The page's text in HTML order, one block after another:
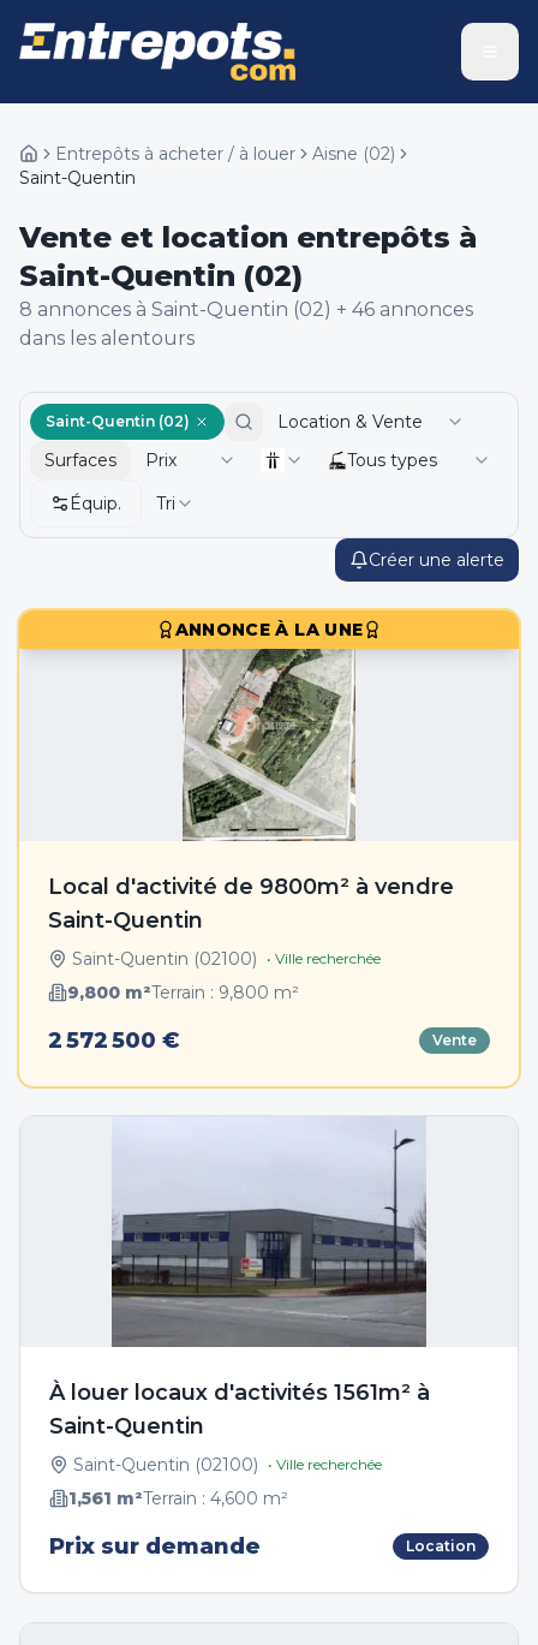
Entrepôts à acheter / à louer Aisne (02)
Saint-Quentin
Vente et location entrepôts à
Saint-Quentin (02)
8 annonces à Saint-Quentin (02) + 46 annonces
dans les alentours
Créer une alerte
Saint-Quentin (02)
Location & Vente
Surfaces
Prix
Tous types
Équip.
Tri
ANNONCE À LA UNE
Local d'activité de 9800m² à vendre
Saint-Quentin
Saint-Quentin (02100) • Ville recherchée
9,800 m²Terrain : 9,800 m²
2 572 500 € Vente
À louer locaux d'activités 1561m² à
Saint-Quentin
Saint-Quentin (02100) • Ville recherchée
1,561 m²Terrain : 4,600 m²
Prix sur demande Location